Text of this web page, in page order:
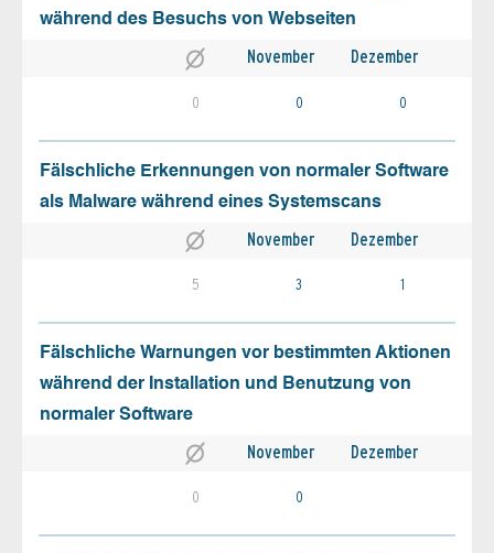
während des Besuchs von Webseiten
November Dezember
0 0 0
Fälschliche Erkennungen von normaler Software
als Malware während eines Systemscans
November Dezember
5 3 1
Fälschliche Warnungen vor bestimmten Aktionen
während der Installation und Benutzung von
normaler Software
November Dezember
0 0